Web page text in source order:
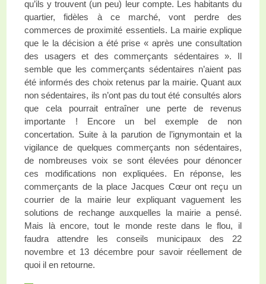
qu’ils y trouvent (un peu) leur compte. Les habitants du
quartier, fidèles à ce marché, vont perdre des
commerces de proximité essentiels. La mairie explique
que le la décision a été prise « après une consultation
des usagers et des commerçants sédentaires ». Il
semble que les commerçants sédentaires n’aient pas
été informés des choix retenus par la mairie. Quant aux
non sédentaires, ils n’ont pas du tout été consultés alors
que cela pourrait entraîner une perte de revenus
importante ! Encore un bel exemple de non
concertation. Suite à la parution de l’ignymontain et la
vigilance de quelques commerçants non sédentaires,
de nombreuses voix se sont élevées pour dénoncer
ces modifications non expliquées. En réponse, les
commerçants de la place Jacques Cœur ont reçu un
courrier de la mairie leur expliquant vaguement les
solutions de rechange auxquelles la mairie a pensé.
Mais là encore, tout le monde reste dans le flou, il
faudra attendre les conseils municipaux des 22
novembre et 13 décembre pour savoir réellement de
quoi il en retourne.